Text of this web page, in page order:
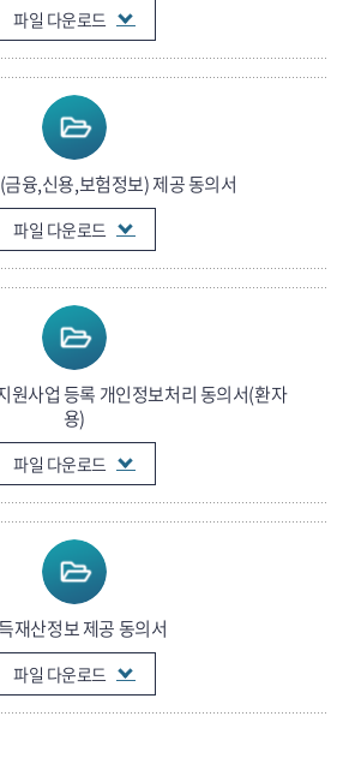
파일 다운로드
융,신용,보험정보) 제공 동의서
파일 다운로드
원사업 등록 개인정보처리 동의서(환자
용)
파일 다운로드
재산정보 제공 동의서
파일 다운로드